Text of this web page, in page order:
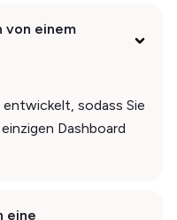
von einem
sodass Sie
Dashboard
eine